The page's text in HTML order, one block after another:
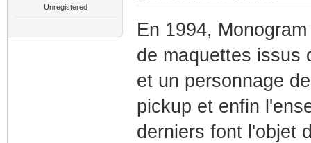
Unregistered
En 1994,
de maquettes issus
et un personnage
pickup et enfin
derniers font l'objet